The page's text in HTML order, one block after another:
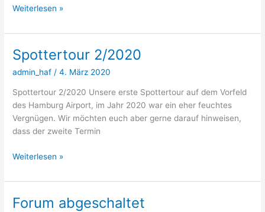
Geschützt:
räumt
–
Wir
mit!
ABGESAGT!
Weiterlesen »
Spottertour 2/2020
admin_haf /4. März 2020
Spottertour 2/2020 Unsere erste Spottertour auf dem Vorfeld
des Hamburg Airport, im Jahr 2020 war ein eher feuchtes
Vergnügen. Wir möchten euch aber gerne darauf hinweisen,
dass der zweite Termin
Spottertour
Weiterlesen »
Forum abgeschaltet